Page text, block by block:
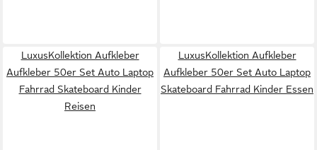
LuxusKollektion Aufkleber
Aufkleber 50er Set Auto Laptop
Fahrrad Skateboard Kinder
Reisen
LuxusKollektion Aufkleber
Aufkleber 50er Set Auto Laptop
Skateboard Fahrrad Kinder Essen